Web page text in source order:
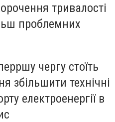
тривалості
проблемних
чергу стоїть
збільшити технічні
електроенергії в